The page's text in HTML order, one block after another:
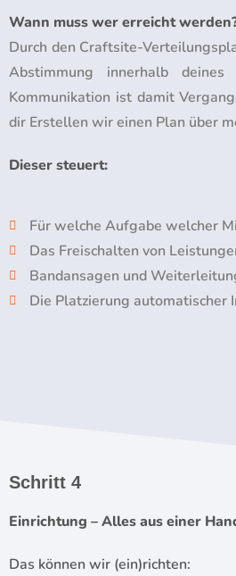
Wann muss wer erreicht
Durch den Craftsite-
Abstimmung innerhalb deines
Kommunikation ist damit
dir Erstellen wir einen Plan über
Dieser steuert:
Für welche Aufgabe welcher
Das Freischalten von
Bandansagen und
Die Platzierung automatischer
Schritt 4
Einrichtung – Alles aus einer
Das können wir (ein)richten: